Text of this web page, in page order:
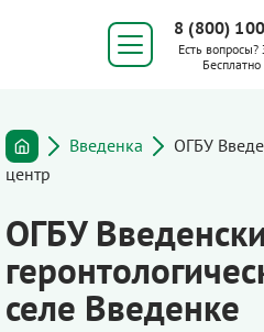
8 (800)
Есть вопросы?
Введенка
ОГБУ
центр
ОГБУ
селе Введенке